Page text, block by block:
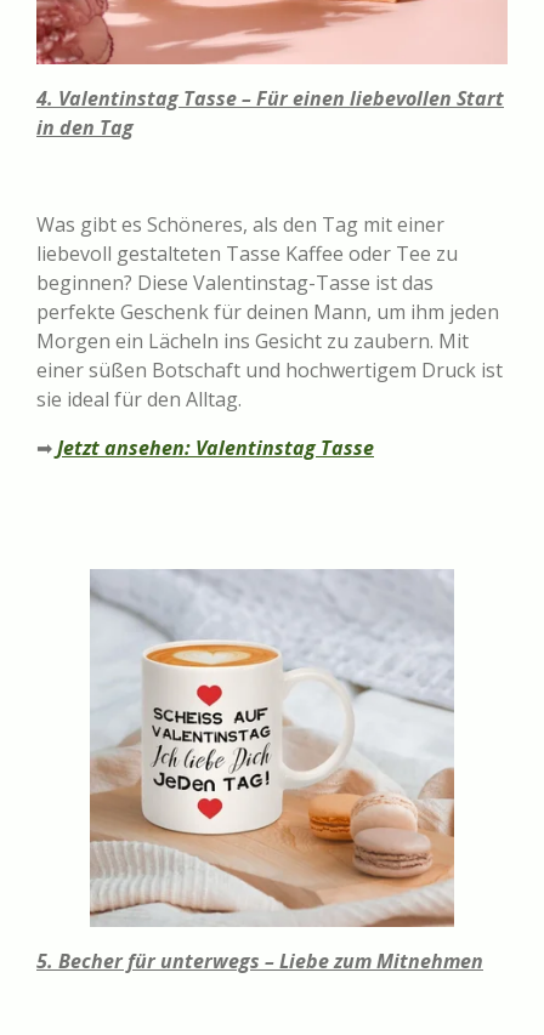
4. Valentinstag Tasse – Für einen liebevollen Start
in den Tag
Was gibt es Schöneres, als den Tag mit einer
liebevoll gestalteten Tasse Kaffee oder Tee zu
beginnen? Diese Valentinstag-Tasse ist das
perfekte Geschenk für deinen Mann, um ihm jeden
Morgen ein Lächeln ins Gesicht zu zaubern. Mit
einer süßen Botschaft und hochwertigem Druck ist
sie ideal für den Alltag.
➡Jetzt ansehen: Valentinstag Tasse
5. Becher für unterwegs – Liebe zum Mitnehmen